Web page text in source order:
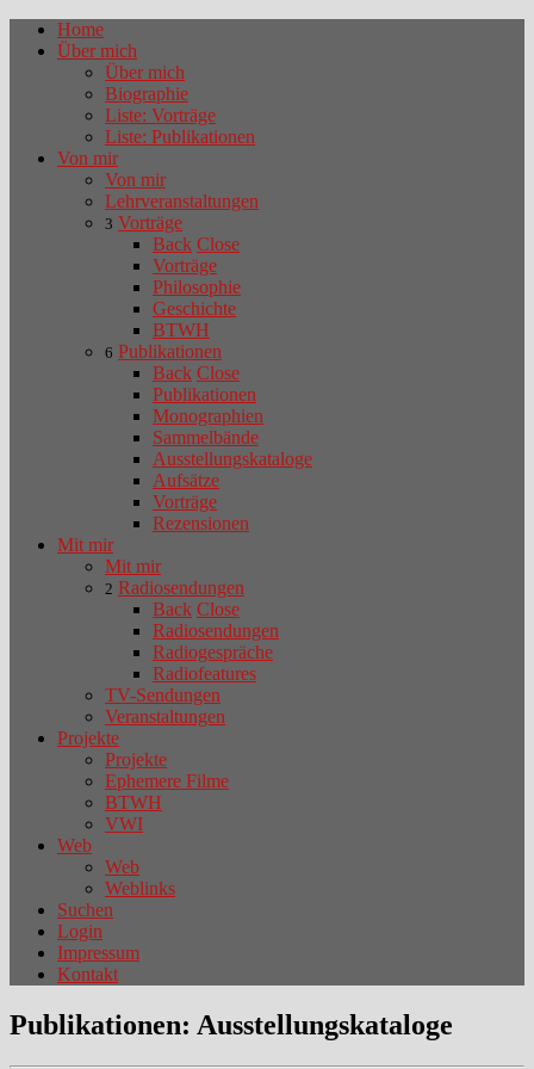
Home
Über mich
Über mich
Biographie
Liste: Vorträge
Liste: Publikationen
Von mir
Von mir
Lehrveranstaltungen
3 Vorträge
Back Close
Vorträge
Philosophie
Geschichte
BTWH
6 Publikationen
Back Close
Publikationen
Monographien
Sammelbände
Ausstellungskataloge
Aufsätze
Vorträge
Rezensionen
Mit mir
Mit mir
2 Radiosendungen
Back Close
Radiosendungen
Radiogespräche
Radiofeatures
TV-Sendungen
Veranstaltungen
Projekte
Projekte
Ephemere Filme
BTWH
VWI
Web
Web
Weblinks
Suchen
Login
Impressum
Kontakt
Publikationen: Ausstellungskataloge